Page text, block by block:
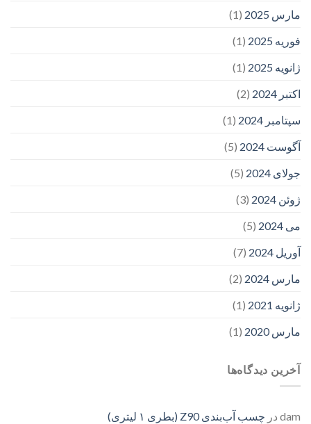
مارس 2025
(1)
فوریه 2025
(1)
ژانویه 2025
(1)
اکتبر 2024
(2)
سپتامبر 2024
(1)
آگوست 2024
(5)
جولای 2024
(5)
ژوئن 2024
(3)
می 2024
(5)
آوریل 2024
(7)
مارس 2024
(2)
ژانویه 2021
(1)
مارس 2020
(1)
آخرین دیدگاه‌ها
dam در چسب آب‌بندی Z90 (بطری ۱ لیتری)